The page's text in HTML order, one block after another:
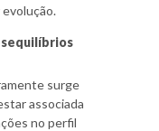
surge
associada
no perfil